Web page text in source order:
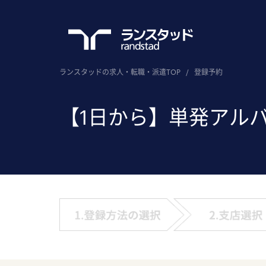
ランスタッドの求人・転職・派遣TOP / 登録予約
【1日から】単発アル